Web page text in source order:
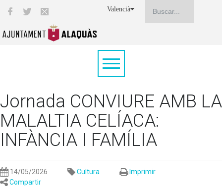
Valencià
Jornada CONVIURE AMB LA
MALALTIA CELÍACA:
INFÀNCIA I FAMÍLIA
14/05/2026 Cultura
Imprimir
Compartir